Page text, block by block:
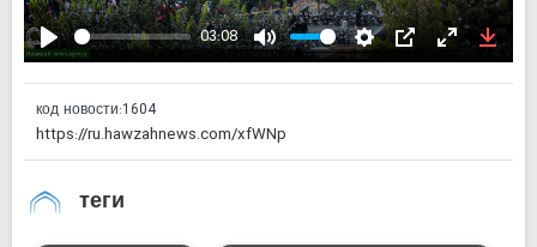
Play
03:08
Mute Settings
PIP Enter
код новости:1604
теги